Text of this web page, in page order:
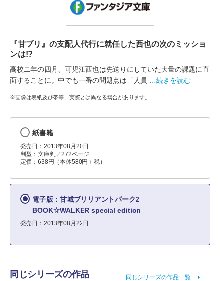
『甘ブリ』の支配人代行に就任した西也の次のミッショ
ンは!?
高校二年の四月、可児江西也は先送りにしていた大量の課題に直
面することに。中でも一番の問題点は「人員
…続きを読む
※画像は表紙及び帯等、実際とは異なる場合があります。
紙書籍
発売日：2013年08月20日
判型：文庫判／272ページ
定価：638円（本体580円＋税）
電子版：甘城ブリリアントパーク2
BOOK☆WALKER special edition
発売日：2013年08月22日
同じシリーズの作品 同じシリーズの作品一覧